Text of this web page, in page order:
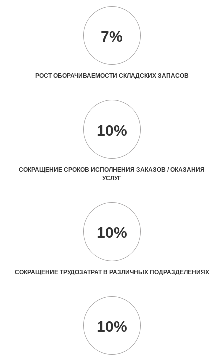
7%
РОСТ ОБОРАЧИВАЕМОСТИ СКЛАДСКИХ ЗАПАСОВ
10%
СОКРАЩЕНИЕ СРОКОВ ИСПОЛНЕНИЯ ЗАКАЗОВ / ОКАЗАНИЯ
УСЛУГ
10%
СОКРАЩЕНИЕ ТРУДОЗАТРАТ В РАЗЛИЧНЫХ ПОДРАЗДЕЛЕНИЯХ
10%